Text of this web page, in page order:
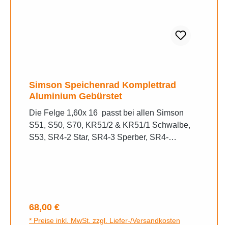
Simson Speichenrad Komplettrad
Aluminium Gebürstet
Die Felge 1,60x 16 passt bei allen Simson
S51, S50, S70, KR51/2 & KR51/1 Schwalbe,
S53, SR4-2 Star, SR4-3 Sperber, SR4-
Regulärer Preis:
68,00 €
* Preise inkl. MwSt. zzgl. Liefer-/Versandkosten